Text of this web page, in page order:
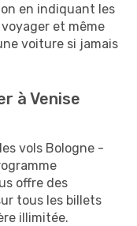
en indiquant les
et même
voiture si jamais
à Venise
vols Bologne -
offre des
tous les billets
illimitée.